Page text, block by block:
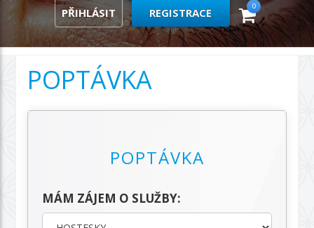
PŘIHLÁSIT REGISTRACE 0
POPTÁVKA
POPTÁVKA
MÁM ZÁJEM O SLUŽBY: